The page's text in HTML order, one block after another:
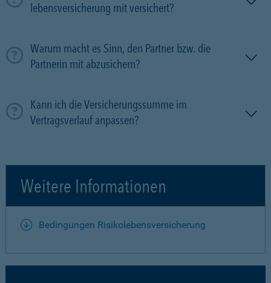
lebens­versicherung mit versichert?
Warum macht es Sinn, den Partner bzw. die
Partnerin mit ab­zu­sichern?
Kann ich die Versicherungssumme im
Vertragsverlauf anpassen?
Weitere Informationen
Bedingungen Risikolebensversicherung